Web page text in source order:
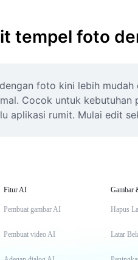
tempel foto
foto kini lebih mudah
Cocok untuk
aplikasi rumit. Mulai edit
Fitur AI
Pembuat gambar AI
Pembuat video AI
Gambar
Hapus
Latar